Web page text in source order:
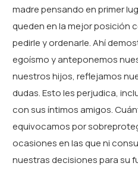
madre pensando en primer
queden en la mejor posición
pedirle y ordenarle. Ahí
egoísmo y anteponemos
nuestros hijos, reflejamos
dudas. Esto les perjudica,
con sus íntimos amigos.
equivocamos por
ocasiones en las que ni
nuestras decisiones para su